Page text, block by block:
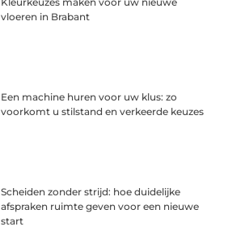
vloeren in Brabant
Een machine huren voor uw klus: zo
voorkomt u stilstand en verkeerde keuzes
Scheiden zonder strijd: hoe duidelijke
afspraken ruimte geven voor een nieuwe
start